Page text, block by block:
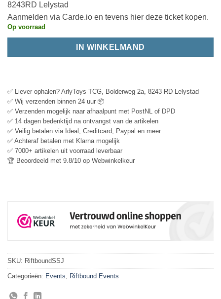
8243RD Lelystad
Aanmelden via Carde.io en tevens hier deze ticket kopen.
Op voorraad
IN WINKELMAND
✅ Liever ophalen? ArlyToys TCG, Bolderweg 2a, 8243 RD Lelystad
✅ Wij verzenden binnen 24 uur 📦
✅ Verzenden mogelijk naar afhaalpunt met PostNL of DPD
✅ 14 dagen bedenktijd na ontvangst van de artikelen
✅ Veilig betalen via Ideal, Creditcard, Paypal en meer
✅ Achteraf betalen met Klarna mogelijk
✅ 7000+ artikelen uit voorraad leverbaar
🏆 Beoordeeld met 9.8/10 op Webwinkelkeur
SKU: RiftboundSSJ
Categorieën: Events Riftbound Events